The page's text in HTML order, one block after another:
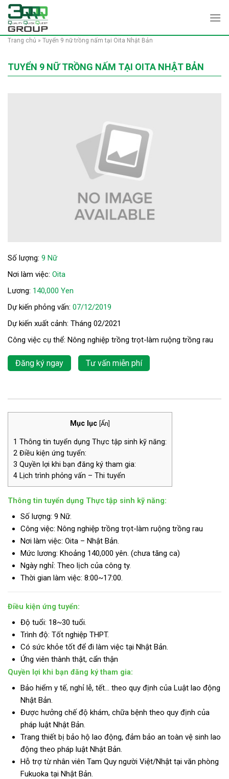
Skip
content
Trang chủ » Tuyển 9 nữ trồng nấm tại Oita Nhật Bản
TUYỂN 9 NỮ TRỒNG NẤM TẠI OITA NHẬT BẢN
Số lượng: 9 Nữ
Nơi làm việc: Oita
Lương: 140,000 Yen
Dự kiến phỏng vấn: 07/12/2019
Dự kiến xuất cảnh: Tháng 02/2021
Công việc cụ thể: Nông nghiệp trồng trọt-làm ruộng trồng rau
Đăng ký ngay Tư vấn miễn phí
Mục lục [Ẩn]
1 Thông tin tuyển dụng Thực tập sinh kỹ năng:
2 Điều kiện ứng tuyển:
3 Quyền lợi khi bạn đăng ký tham gia:
4 Lịch trình phỏng vấn – Thi tuyển
Thông tin tuyển dụng Thực tập sinh kỹ năng:
Số lượng: 9 Nữ.
Công việc: Nông nghiệp trồng trọt-làm ruộng trồng rau
Nơi làm việc: Oita – Nhật Bản.
Mức lương: Khoảng 140,000 yên. (chưa tăng ca)
Ngày nghỉ: Theo lịch của công ty.
Thời gian làm việc: 8:00~17:00.
Điều kiện ứng tuyển:
Độ tuổi: 18~30 tuổi.
Trình độ: Tốt nghiệp THPT.
Có sức khỏe tốt để đi làm việc tại Nhật Bản.
Ứng viên thành thật, cẩn thận
Quyền lợi khi bạn đăng ký tham gia:
Bảo hiểm y tế, nghỉ lễ, tết… theo quy định của Luật lao động
Nhật Bản.
Được hưởng chế độ khám, chữa bệnh theo quy định của
pháp luật Nhật Bản.
Trang thiết bị bảo hộ lao động, đảm bảo an toàn vệ sinh lao
động theo pháp luật Nhật Bản.
Hỗ trợ từ nhân viên Tam Quy người Việt/Nhật tại văn phòng
Fukuoka tại Nhật Bản.